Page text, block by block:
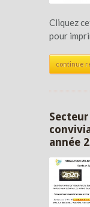
Cliquez
pour
continue
année